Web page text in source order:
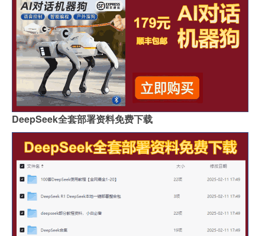
DeepSeek全套部署资料免费下载